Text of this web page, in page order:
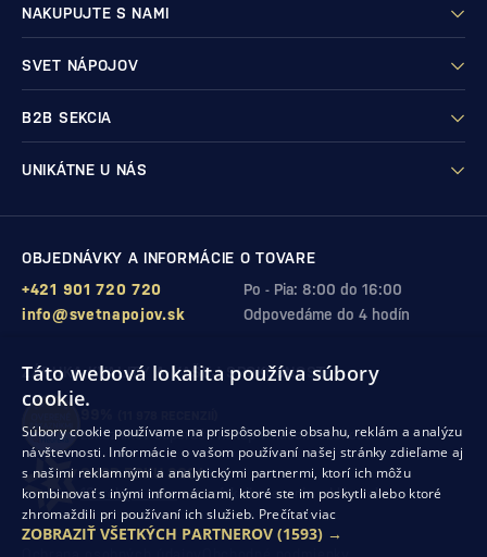
NAKUPUJTE S NAMI
SVET NÁPOJOV
B2B SEKCIA
UNIKÁTNE U NÁS
OBJEDNÁVKY A INFORMÁCIE O TOVARE
Po - Pia: 8:00 do 16:00
+421 901 720 720
Odpovedáme do 4 hodín
info@svetnapojov.sk
ZÁRUKA KVALITY A VAŠEJ SPOKOJNOSTI
zákazníkov odporúča nákup v našom obchode
SHOP ROKU 2024
10. rok po sebesme získali ocenenie od Heureka
Táto webová lokalita používa súbory
cookie.
Súbory cookie používame na prispôsobenie obsahu, reklám a analýzu
návštevnosti. Informácie o vašom používaní našej stránky zdieľame aj
s našimi reklamnými a analytickými partnermi, ktorí ich môžu
kombinovať s inými informáciami, ktoré ste im poskytli alebo ktoré
zhromaždili pri používaní ich služieb. Prečítať viac
ZOBRAZIŤ VŠETKÝCH PARTNEROV (1593) →